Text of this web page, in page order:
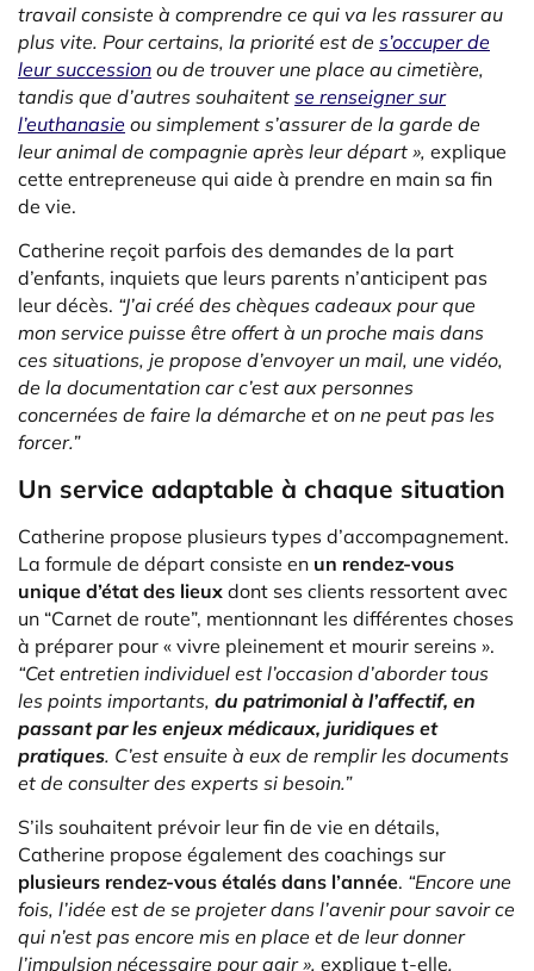
travail consiste à comprendre ce qui va les rassurer au
plus vite. Pour certains, la priorité est de s’occuper de
leur succession ou de trouver une place au cimetière,
tandis que d’autres souhaitent se renseigner sur
l’euthanasie ou simplement s’assurer de la garde de
leur animal de compagnie après leur départ », explique
cette entrepreneuse qui aide à prendre en main sa fin
de vie.
Catherine reçoit parfois des demandes de la part
d’enfants, inquiets que leurs parents n’anticipent pas
leur décès. “J’ai créé des chèques cadeaux pour que
mon service puisse être offert à un proche mais dans
ces situations, je propose d’envoyer un mail, une vidéo,
de la documentation car c’est aux personnes
concernées de faire la démarche et on ne peut pas les
forcer.”
Un service adaptable à chaque situation
Catherine propose plusieurs types d’accompagnement.
La formule de départ consiste en un rendez-vous
unique d’état des lieux dont ses clients ressortent avec
un “Carnet de route”, mentionnant les différentes choses
à préparer pour « vivre pleinement et mourir sereins ».
“Cet entretien individuel est l’occasion d’aborder tous
les points importants, du patrimonial à l’affectif, en
passant par les enjeux médicaux, juridiques et
pratiques. C’est ensuite à eux de remplir les documents
et de consulter des experts si besoin.”
S’ils souhaitent prévoir leur fin de vie en détails,
Catherine propose également des coachings sur
plusieurs rendez-vous étalés dans l’année. “Encore une
fois, l’idée est de se projeter dans l’avenir pour savoir ce
qui n’est pas encore mis en place et de leur donner
l’impulsion nécessaire pour agir », explique t-elle.